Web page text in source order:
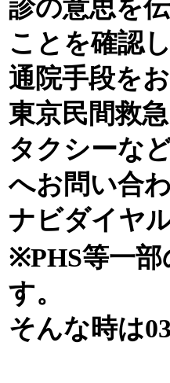
診の意思を
ことを確認
通院手段を
東京民間救
タクシーな
へお問い合
ナビダイヤ
※PHS等一
す。
そんな時は